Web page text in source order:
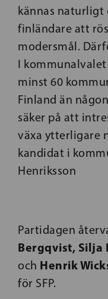
kännas
finländare att
modersmål.
I
minst 60
Finland än
säker på att
växa ytterligare
kandidat i
Henriksson
Partidagen
Bergqvist, Silja
och Henrik
för SFP.